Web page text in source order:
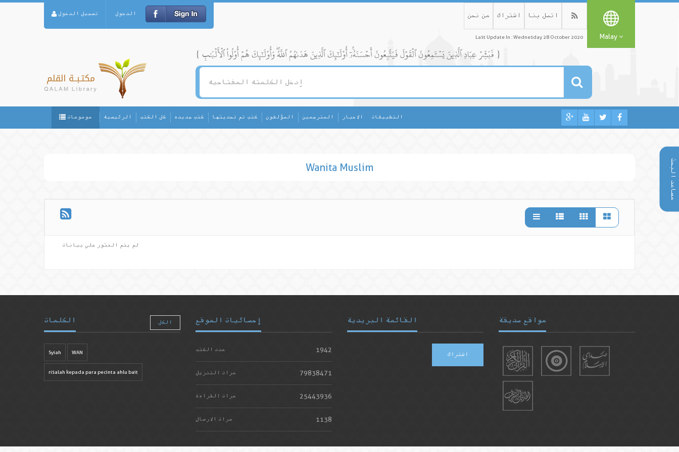
مساعد البحث
تسجيل الدخول الدخول من نحن اشتراك اتصل بنا
Last Update In : Wednesday 28 October 2020 Malay
{ فَبَشِّرۡ عِبَادِ ٱلَّذِينَ يَسۡتَمِعُونَ ٱلۡقَوۡلَ فَيَتَّبِعُونَ أَحۡسَنَهُۥٓۚ أُوْلَٰٓئِكَ ٱلَّذِينَ هَدَىٰهُمُ ٱللَّهُۖ وَأُوْلَٰٓئِكَ هُمۡ أُوْلُواْ ٱلۡأَلۡبَٰبِ }
موضوعات الرئيسيه كل الكتب كتب جديده كتب تم تحديثها المؤلفون المترجمين الاخبار التطبيقات
Wanita Muslim
لم يتم العثور علي بيانات
الكلمات الكل
Syiah WAN
risalah kepada para pecinta ahlu bait
إحصائيات الموقع
عدد الكتب 1942
مرات التنزيل 79838471
مرات القراءة 25443936
مرات الارسال 1138
القائمة البريدية
اشتراك
مواقع صديقة